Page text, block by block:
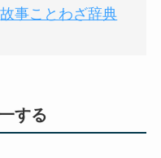
故事ことわざ辞典
する